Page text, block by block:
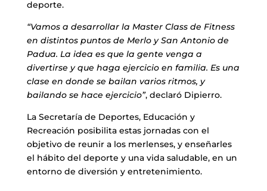
deporte.
“Vamos a desarrollar la Master Class de Fitness
en distintos puntos de Merlo y San Antonio de
Padua. La idea es que la gente venga a
divertirse y que haga ejercicio en familia. Es una
clase en donde se bailan varios ritmos, y
bailando se hace ejercicio”, declaró Dipierro.
La Secretaría de Deportes, Educación y
Recreación posibilita estas jornadas con el
objetivo de reunir a los merlenses, y enseñarles
el hábito del deporte y una vida saludable, en un
entorno de diversión y entretenimiento.